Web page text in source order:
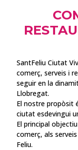
SantFeliu Ciutat
comerç, serveis i
seguir en la
Llobregat.
El nostre propòsit
ciutat esdevingui
El principal
comerç, als
Feliu.